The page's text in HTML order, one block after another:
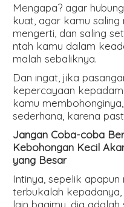
Mengapa? agar
kuat, agar kamu saling
mengerti, dan saling
ntah kamu dalam
malah sebaliknya.
Dan ingat, jika
kepercayaan
kamu
sederhana, karena
Jangan Coba-coba
Kebohongan Kecil
yang Besar
Intinya, sepelik
terbukalah
lain bagimu, dia